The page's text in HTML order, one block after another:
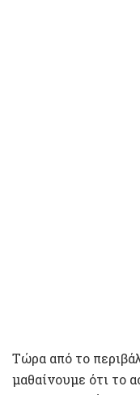
Τώρα από το
μαθαίνουμε ότι το